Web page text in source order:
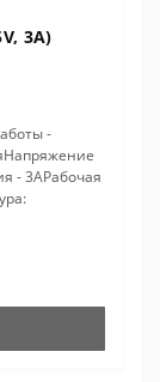
3A)
-
- 3AРабочая